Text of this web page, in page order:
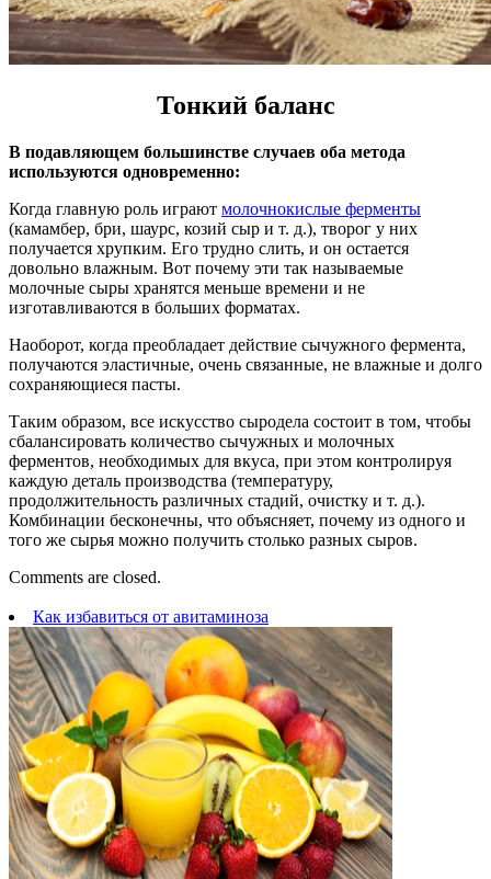
Тонкий баланс
В подавляющем большинстве случаев оба метода
используются одновременно:
Когда главную роль играют молочнокислые ферменты
(камамбер, бри, шаурс, козий сыр и т. д.), творог у них
получается хрупким. Его трудно слить, и он остается
довольно влажным. Вот почему эти так называемые
молочные сыры хранятся меньше времени и не
изготавливаются в больших форматах.
Наоборот, когда преобладает действие сычужного фермента,
получаются эластичные, очень связанные, не влажные и долго
сохраняющиеся пасты.
Таким образом, все искусство сыродела состоит в том, чтобы
сбалансировать количество сычужных и молочных
ферментов, необходимых для вкуса, при этом контролируя
каждую деталь производства (температуру,
продолжительность различных стадий, очистку и т. д.).
Комбинации бесконечны, что объясняет, почему из одного и
того же сырья можно получить столько разных сыров.
Comments are closed.
Как избавиться от авитаминоза